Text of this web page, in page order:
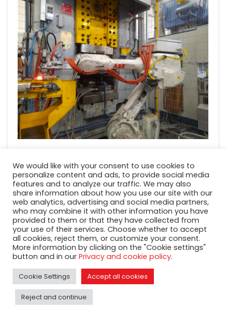
We would like with your consent to use cookies to
personalize content and ads, to provide social media
features and to analyze our traffic. We may also
share information about how you use our site with our
web analytics, advertising and social media partners,
who may combine it with other information you have
provided to them or that they have collected from
your use of their services. Choose whether to accept
all cookies, reject them, or customize your consent.
More information by clicking on the "Cookie settings"
button and in our Privacy and cookie policy.
Cookie Settings Accept all cookies
Reject and continue